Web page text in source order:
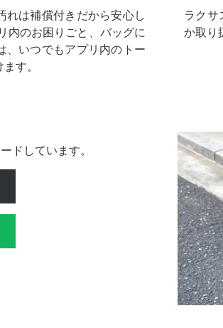
れは補償付きだから安心し
内のお困りごと、バッグに
、いつでもアプリ内のトー
す。
ラクサ
か取り
ドしています。